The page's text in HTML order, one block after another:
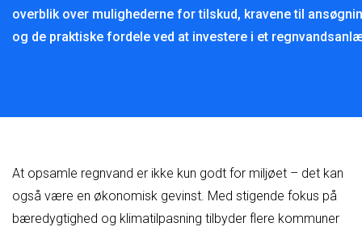
overblik over mulighederne for tilskud, kravene til
og de praktiske fordele ved at investere i et
At opsamle regnvand er ikke kun godt for miljøet – det kan
også være en økonomisk gevinst. Med stigende fokus på
bæredygtighed og klimatilpasning tilbyder flere kommuner